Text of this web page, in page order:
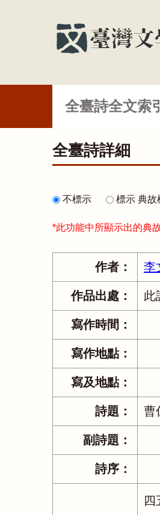
全臺詩全文索
全臺詩詳細
不標示 標示 典故
*此功能中所顯示出的典
作者： 李
作品出處： 此
寫作時間：
寫作地點：
寫及地點：
詩題： 曹
副詩題：
詩序：
四